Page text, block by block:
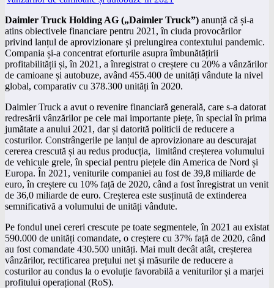
Daimler Truck Holding AG („Daimler Truck”) anunță că și-a
atins obiectivele financiare pentru 2021, în ciuda provocărilor
privind lanțul de aprovizionare și prelungirea contextului pandemic.
Compania și-a concentrat eforturile asupra îmbunătățirii
profitabilității și, în 2021, a înregistrat o creștere cu 20% a vânzărilor
de camioane și autobuze, având 455.400 de unități vândute la nivel
global, comparativ cu 378.300 unități în 2020.
Daimler Truck a avut o revenire financiară generală, care s-a datorat
redresării vânzărilor pe cele mai importante piețe, în special în prima
jumătate a anului 2021, dar și datorită politicii de reducere a
costurilor. Constrângerile pe lanțul de aprovizionare au descurajat
cererea crescută și au redus producția, limitând creșterea volumului
de vehicule grele, în special pentru piețele din America de Nord și
Europa. În 2021, veniturile companiei au fost de 39,8 miliarde de
euro, în creștere cu 10% față de 2020, când a fost înregistrat un venit
de 36,0 miliarde de euro. Creșterea este susținută de extinderea
semnificativă a volumului de unități vândute.
Pe fondul unei cereri crescute pe toate segmentele, în 2021 au existat
590.000 de unități comandate, o creștere cu 37% față de 2020, când
au fost comandate 430.500 unități. Mai mult decât atât, creșterea
vânzărilor, rectificarea prețului net și măsurile de reducere a
costurilor au condus la o evoluție favorabilă a veniturilor și a marjei
profitului operațional (RoS).